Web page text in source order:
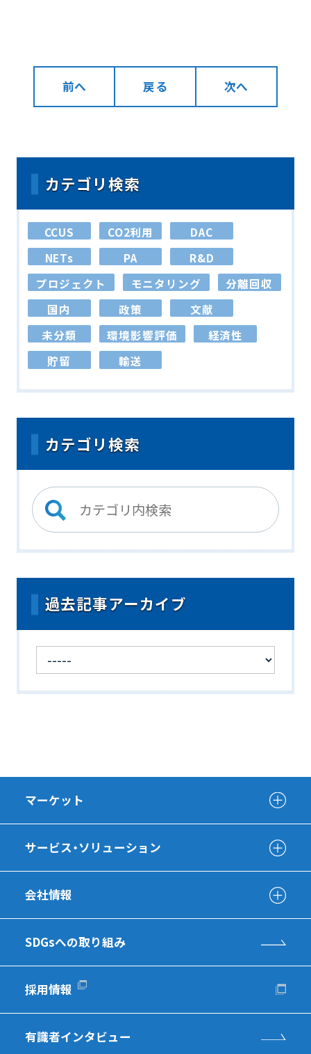
前へ 戻る 次へ
カテゴリ検索
CCUS CO2利用
DAC
NETs
PA
R&D
プロジェクト
モニタリング
分離回収
国内
政策
文献
未分類
環境影響評価
経済性
貯留
輸送
カテゴリ検索
過去記事アーカイブ
マーケット
サービス・ソリューション
会社情報
SDGsへの取り組み
採用情報
有識者インタビュー